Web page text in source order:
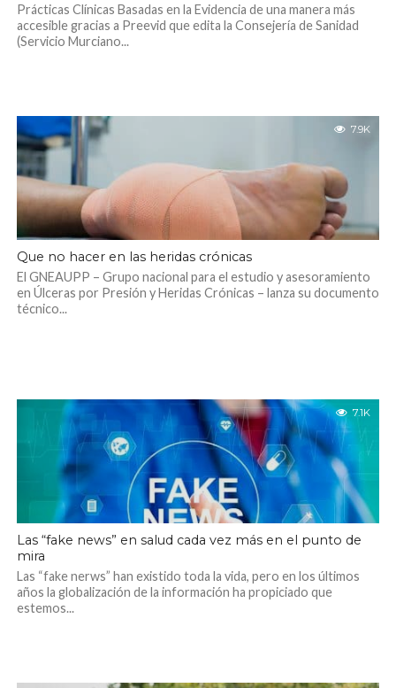
Prácticas Clínicas Basadas en la Evidencia de una manera más
accesible gracias a Preevid que edita la Consejería de Sanidad
(Servicio Murciano...
7.9K
Que no hacer en las heridas crónicas
El GNEAUPP – Grupo nacional para el estudio y asesoramiento
en Úlceras por Presión y Heridas Crónicas – lanza su documento
técnico...
7.1K
Las “fake news” en salud cada vez más en el punto de
mira
Las “fake nerws” han existido toda la vida, pero en los últimos
años la globalización de la información ha propiciado que
estemos...